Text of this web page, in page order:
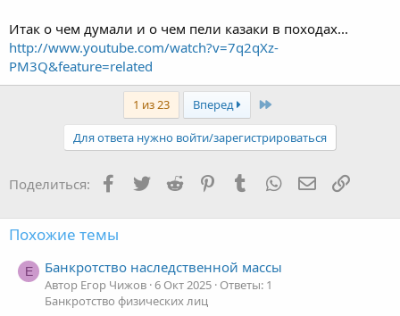
Итак о чем думали и о чем пели казаки в походах...
http://www.youtube.com/watch?v=7q2qXz-
PM3Q&feature=related
1 из 23 Вперед Последняя
Для ответа нужно войти/зарегистрироваться
Поделиться: Facebook
TwitterReddit PinterestTumblr WhatsApp Ссылка
Похожие темы
Е Банкротство наследственной массы
Автор Егор Чижов 6 Окт 2025 Ответы: 1
Банкротство физических лиц